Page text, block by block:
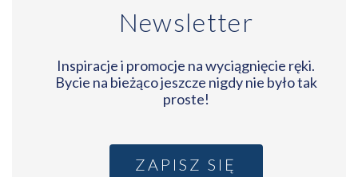
Newsletter
Inspiracje i promocje na wyciągnięcie ręki.
Bycie na bieżąco jeszcze nigdy nie było tak
proste!
ZAPISZ SIĘ